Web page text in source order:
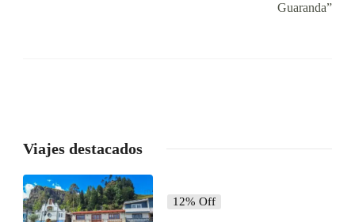
Guaranda”
Viajes destacados
12% Off